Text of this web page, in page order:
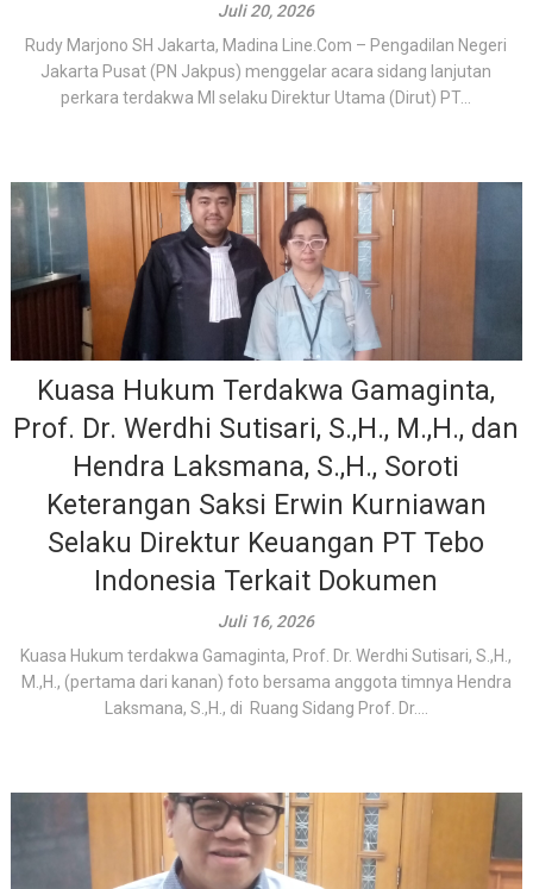
Juli 20, 2026
Rudy Marjono SH Jakarta, Madina Line.Com – Pengadilan Negeri
Jakarta Pusat (PN Jakpus) menggelar acara sidang lanjutan
perkara terdakwa MI selaku Direktur Utama (Dirut) PT...
Kuasa Hukum Terdakwa Gamaginta,
Prof. Dr. Werdhi Sutisari, S.,H., M.,H., dan
Hendra Laksmana, S.,H., Soroti
Keterangan Saksi Erwin Kurniawan
Selaku Direktur Keuangan PT Tebo
Indonesia Terkait Dokumen
Juli 16, 2026
Kuasa Hukum terdakwa Gamaginta, Prof. Dr. Werdhi Sutisari, S.,H.,
M.,H., (pertama dari kanan) foto bersama anggota timnya Hendra
Laksmana, S.,H., di Ruang Sidang Prof. Dr....